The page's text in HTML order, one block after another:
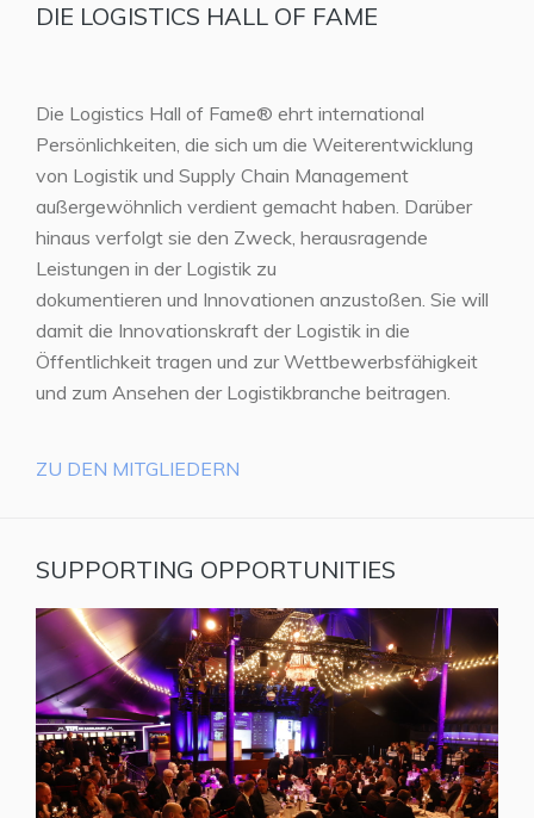
DIE LOGISTICS HALL OF FAME
Die Logistics Hall of Fame® ehrt international
Persönlichkeiten, die sich um die Weiterentwicklung
von Logistik und Supply Chain Management
außergewöhnlich verdient gemacht haben. Darüber
hinaus verfolgt sie den Zweck, herausragende
Leistungen in der Logistik zu
dokumentieren und Innovationen anzustoßen. Sie will
damit die Innovationskraft der Logistik in die
Öffentlichkeit tragen und zur Wettbewerbsfähigkeit
und zum Ansehen der Logistikbranche beitragen.
ZU DEN MITGLIEDERN
SUPPORTING OPPORTUNITIES